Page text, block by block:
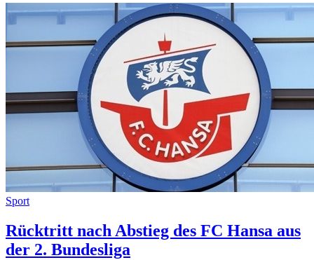
Sport
Rücktritt nach Abstieg des FC Hansa aus
der 2. Bundesliga